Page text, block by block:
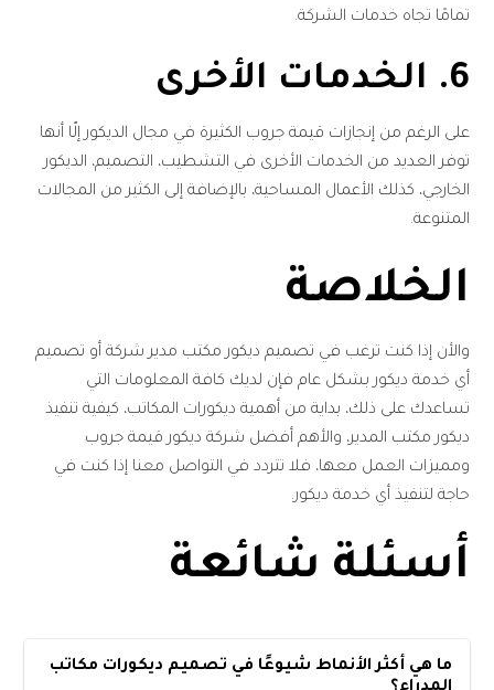
تمامًا تجاه خدمات الشركة.
6. الخدمات الأخرى
على الرغم من إنجازات قيمة جروب الكثيرة في مجال الديكور إلّا أنها
توفر العديد من الخدمات الأخرى في التشطيب، التصميم، الديكور
الخارجي، كذلك الأعمال المساحية، بالإضافة إلى الكثير من المجالات
المتنوعة.
الخلاصة
والأن إذا كنت ترغب في تصميم ديكور مكتب مدير شركة أو تصميم
أي خدمة ديكور بشكل عام فإن لديك كافة المعلومات التي
تساعدك على ذلك، بداية من أهمية ديكورات المكاتب، كيفية تنفيذ
ديكور مكتب المدير، والأهم أفضل شركة ديكور قيمة جروب
ومميزات العمل معها، فلا تتردد في التواصل معنا إذا كنت في
حاجة لتنفيذ أي خدمة ديكور.
أسئلة شائعة
ما هي أكثر الأنماط شيوعًا في تصميم ديكورات مكاتب